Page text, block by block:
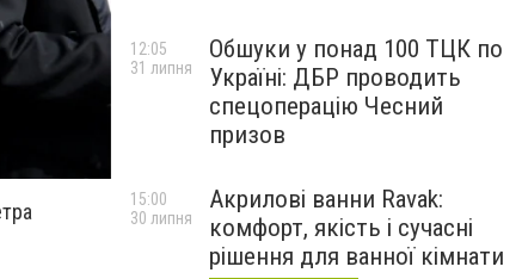
Обшуки у понад 100 ТЦК по
Україні: ДБР проводить
спецоперацію Чесний
призов
12:05
31 липня
Акрилові ванни Ravak:
комфорт, якість і сучасні
рішення для ванної кімнати
15:00
30 липня